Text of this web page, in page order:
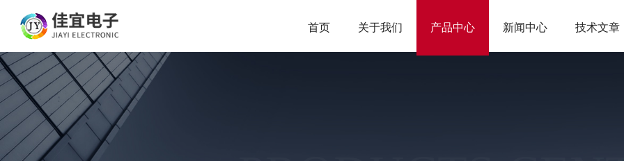
首页 关于我们 产品中心 新闻中心 技术文章